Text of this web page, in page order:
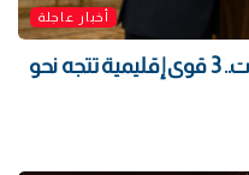
أخبار عاجلة
«اتفاق مكة» يشعل سباق التحالفات.. 3 قوى إقليمية تتجه نحو